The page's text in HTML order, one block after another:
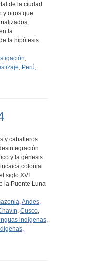
de la ciudad
y otros que
la
la hipótesis
,
, Perú,
y caballeros
y la génesis
colonial
siglo XVI
la Puente Luna
,Andes,
, Cusco,
indígenas,
,